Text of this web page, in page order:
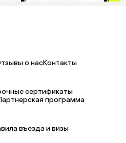
о насКонтакты
сертификаты
программа
въезда и визы